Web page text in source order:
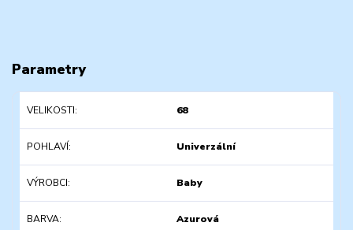
Parametry
VELIKOSTI 68
POHLAVÍ Univerzální
VÝROBCI Baby
BARVA Azurová